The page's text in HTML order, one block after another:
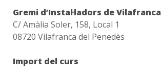
Gremi d’Instal·ladors de Vilafranca
C/ Amàlia Soler, 158, Local 1
08720 Vilafranca del Penedès
Import del curs